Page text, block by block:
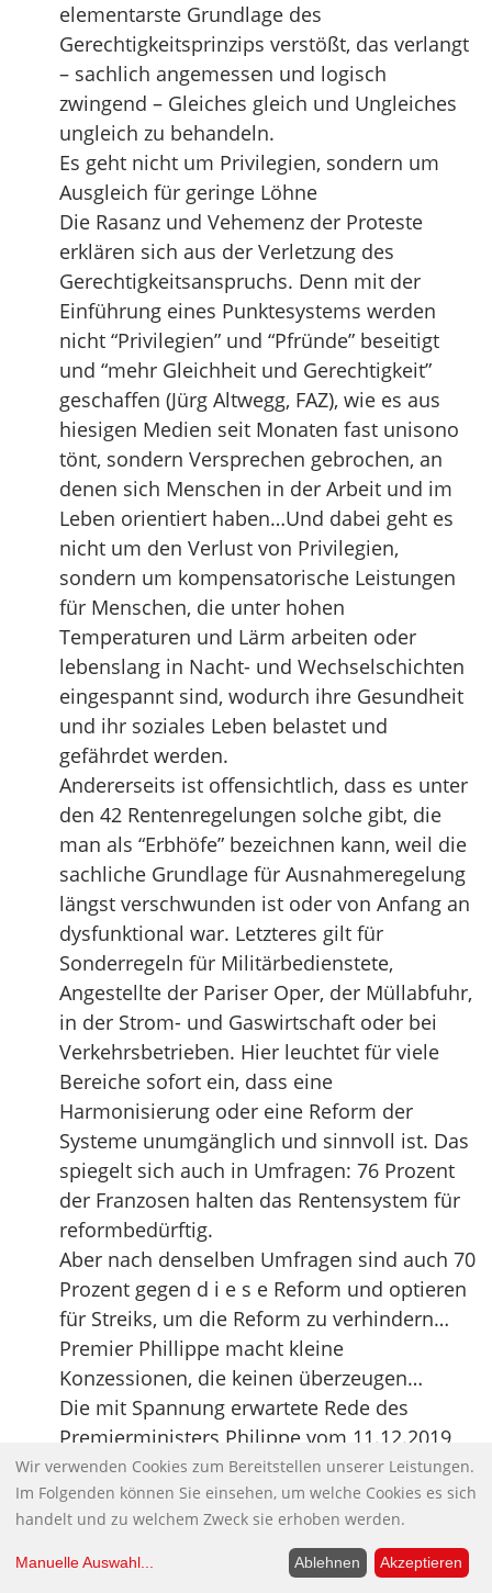
elementarste Grundlage des
Gerechtigkeitsprinzips verstößt, das verlangt
– sachlich angemessen und logisch
zwingend – Gleiches gleich und Ungleiches
ungleich zu behandeln.
Es geht nicht um Privilegien, sondern um
Ausgleich für geringe Löhne
Die Rasanz und Vehemenz der Proteste
erklären sich aus der Verletzung des
Gerechtigkeitsanspruchs. Denn mit der
Einführung eines Punktesystems werden
nicht “Privilegien” und “Pfründe” beseitigt
und “mehr Gleichheit und Gerechtigkeit”
geschaffen (Jürg Altwegg, FAZ), wie es aus
hiesigen Medien seit Monaten fast unisono
tönt, sondern Versprechen gebrochen, an
denen sich Menschen in der Arbeit und im
Leben orientiert haben…Und dabei geht es
nicht um den Verlust von Privilegien,
sondern um kompensatorische Leistungen
für Menschen, die unter hohen
Temperaturen und Lärm arbeiten oder
lebenslang in Nacht- und Wechselschichten
eingespannt sind, wodurch ihre Gesundheit
und ihr soziales Leben belastet und
gefährdet werden.
Andererseits ist offensichtlich, dass es unter
den 42 Rentenregelungen solche gibt, die
man als “Erbhöfe” bezeichnen kann, weil die
sachliche Grundlage für Ausnahmeregelung
längst verschwunden ist oder von Anfang an
dysfunktional war. Letzteres gilt für
Sonderregeln für Militärbedienstete,
Angestellte der Pariser Oper, der Müllabfuhr,
in der Strom- und Gaswirtschaft oder bei
Verkehrsbetrieben. Hier leuchtet für viele
Bereiche sofort ein, dass eine
Harmonisierung oder eine Reform der
Systeme unumgänglich und sinnvoll ist. Das
spiegelt sich auch in Umfragen: 76 Prozent
der Franzosen halten das Rentensystem für
reformbedürftig.
Aber nach denselben Umfragen sind auch 70
Prozent gegen d i e s e Reform und optieren
für Streiks, um die Reform zu verhindern…
Premier Phillippe macht kleine
Konzessionen, die keinen überzeugen…
Die mit Spannung erwartete Rede des
Premierministers Philippe vom 11.12.2019
brachte keine Überraschungen. Die
Regierung hält an der Rentenreform fest.
Philippe gab sich sehr moderat, geradezu
versöhnlich, zollte den Gewerkschaften
Respekt vor ihrer “kämpferischen Kultur” und
Wir verwenden Cookies zum Bereitstellen unserer Leistungen.
Im Folgenden können Sie einsehen, um welche Cookies es sich
handelt und zu welchem Zweck sie erhoben werden.
Manuelle Auswahl... Ablehnen Akzeptieren